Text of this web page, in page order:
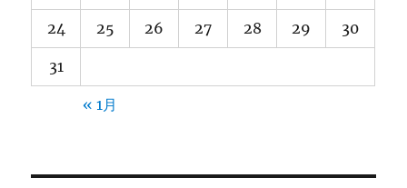
24 25 26 27 28 29 30
31
« 1月